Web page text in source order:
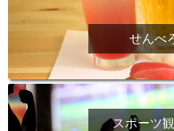
せんべ
スポーツ